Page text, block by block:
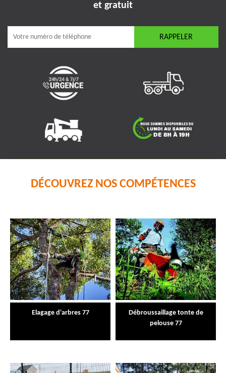
et gratuit
DÉCOUVREZ NOS COMPÉTENCES
Elagage d'arbres 77
Débroussaillage tonte de
pelouse 77